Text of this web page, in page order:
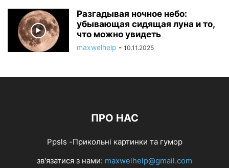
Разгадывая ночное небо:
убывающая сидящая луна и то,
что можно увидеть
maxwelhelp - 10.11.2025
ПРО НАС
Ppsls -Прикольні картинки та гумор
зв'язатися з нами: maxwelhelp@gmail.com